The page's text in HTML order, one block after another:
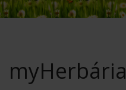
myHerbária